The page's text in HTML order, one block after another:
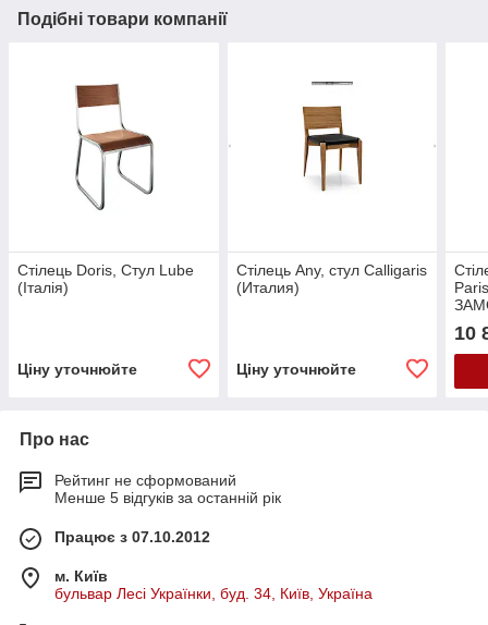
Подібні товари компанії
Стілець Doris, Стул Lube
(Італія)
Ціну уточнюйте
Стілець Any, стул Calligaris
(Италия)
Ціну уточнюйте
10
Про нас
Рейтинг не сформований
Менше 5 відгуків за останній рік
Працює з 07.10.2012
м. Київ
бульвар Лесі Українки, буд. 34, Київ, Україна